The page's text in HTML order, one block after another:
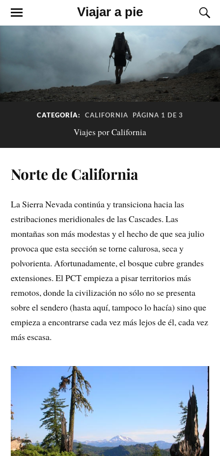
Viajar a pie
CATEGORÍA: CALIFORNIA PÁGINA 1 DE 3
Viajes por California
Norte de California
La Sierra Nevada continúa y transiciona hacia las
estribaciones meridionales de las Cascades. Las
montañas son más modestas y el hecho de que sea julio
provoca que esta sección se torne calurosa, seca y
polvorienta. Afortunadamente, el bosque cubre grandes
extensiones. El PCT empieza a pisar territorios más
remotos, donde la civilización no sólo no se presenta
sobre el sendero (hasta aquí, tampoco lo hacía) sino que
empieza a encontrarse cada vez más lejos de él, cada vez
más escasa.